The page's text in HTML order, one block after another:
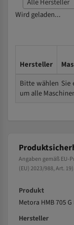
Alle Hersteller
Wird geladen...
Hersteller
Bitte wählen Sie
um alle
Angaben gemäß EU-
(EU) 2023/988, Art. 19).
Produkt
Metora HMB 705
Hersteller